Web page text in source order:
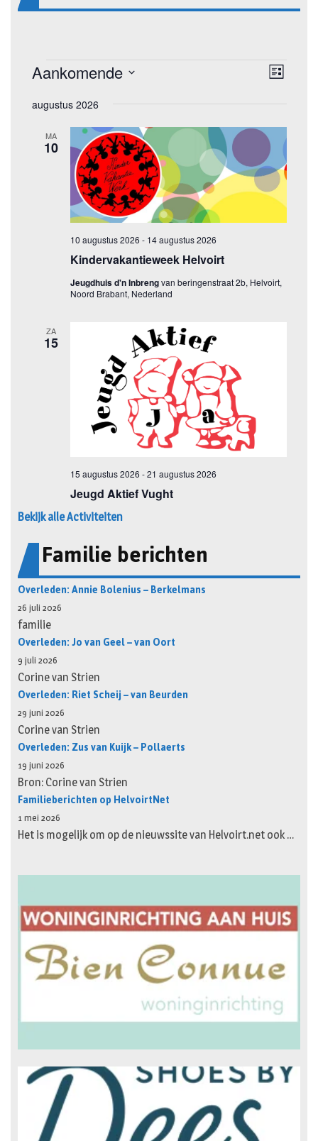
Bekijk alle Activiteiten
Familie berichten
Overleden: Annie Bolenius – Berkelmans
26 juli 2026
familie
Overleden: Jo van Geel – van Oort
9 juli 2026
Corine van Strien
Overleden: Riet Scheij – van Beurden
29 juni 2026
Corine van Strien
Overleden: Zus van Kuijk – Pollaerts
19 juni 2026
Bron: Corine van Strien
Familieberichten op HelvoirtNet
1 mei 2026
Het is mogelijk om op de nieuwssite van Helvoirt.net ook …